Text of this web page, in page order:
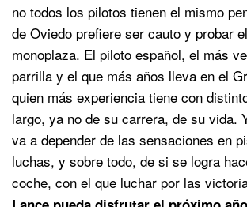
no todos los pilotos tienen el mismo
de Oviedo prefiere ser cauto y probar
monoplaza. El piloto español, el más
parrilla y el que más años lleva en el
quien más experiencia tiene con
largo, ya no de su carrera, de su vida.
va a depender de las sensaciones en
luchas, y sobre todo, de si se logra
coche, con el que luchar por las